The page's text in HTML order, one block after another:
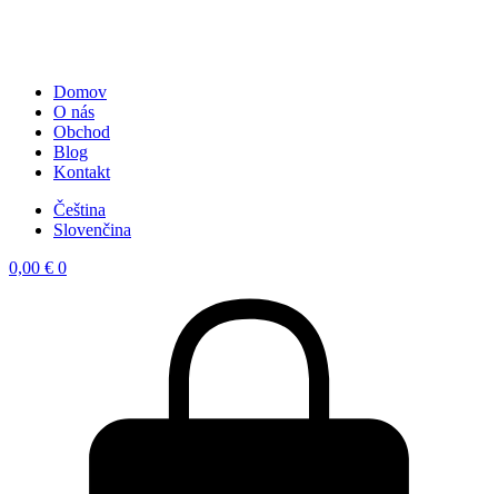
Domov
O nás
Obchod
Blog
Kontakt
Čeština
Slovenčina
0,00 € 0